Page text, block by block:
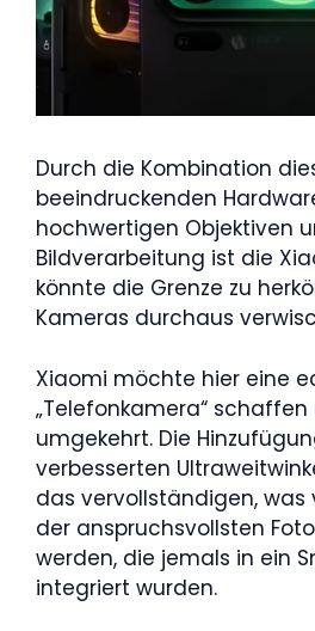
Durch die Kombination
beeindruckenden
hochwertigen Objektiven
Bildverarbeitung ist die
könnte die Grenze zu
Kameras durchaus
Xiaomi möchte hier eine
„Telefonkamera“
umgekehrt. Die
verbesserten
das vervollständigen, was
der anspruchsvollsten
werden, die jemals in ein
integriert wurden.